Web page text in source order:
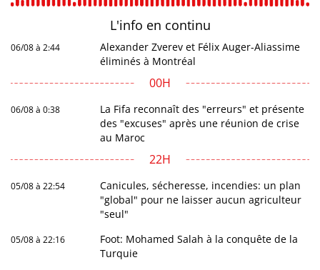
L'info en continu
06/08 à 2:44
Alexander Zverev et Félix Auger-Aliassime
éliminés à Montréal
00H
06/08 à 0:38
La Fifa reconnaît des "erreurs" et présente
des "excuses" après une réunion de crise
au Maroc
22H
05/08 à 22:54
Canicules, sécheresse, incendies: un plan
"global" pour ne laisser aucun agriculteur
"seul"
05/08 à 22:16
Foot: Mohamed Salah à la conquête de la
Turquie